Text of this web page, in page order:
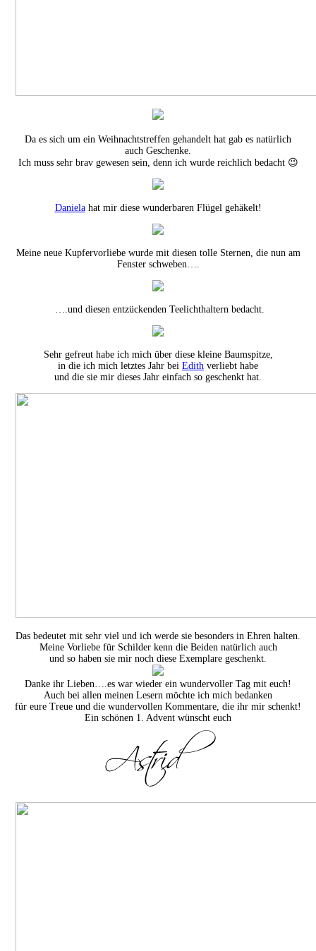
Da es sich um ein Weihnachtstreffen gehandelt hat gab es natürlich
auch Geschenke.
Ich muss sehr brav gewesen sein, denn ich wurde reichlich bedacht 😉
Danielahat mir diese wunderbaren Flügel gehäkelt!
Meine neue Kupfervorliebe wurde mit diesen tolle Sternen, die nun am
Fenster schweben….
….und diesen entzückenden Teelichthaltern bedacht.
Sehr gefreut habe ich mich über diese kleine Baumspitze,
in die ich mich letztes Jahr bei Edith verliebt habe
und die sie mir dieses Jahr einfach so geschenkt hat.
Das bedeutet mit sehr viel und ich werde sie besonders in Ehren halten.
Meine Vorliebe für Schilder kenn die Beiden natürlich auch
und so haben sie mir noch diese Exemplare geschenkt.
Danke ihr Lieben….es war wieder ein wundervoller Tag mit euch!
Auch bei allen meinen Lesern möchte ich mich bedanken
für eure Treue und die wundervollen Kommentare, die ihr mir schenkt!
Ein schönen 1. Advent wünscht euch